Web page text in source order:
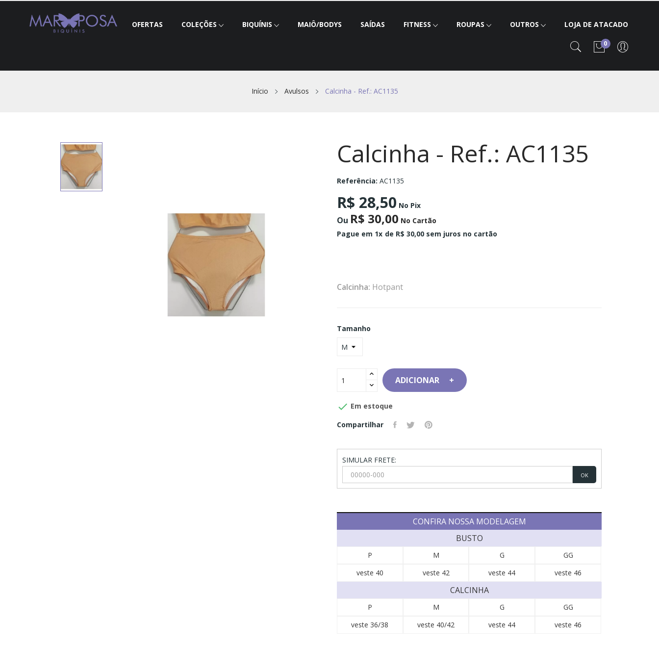
OFERTAS COLEÇÕES BIQUÍNIS MAIÔ/BODYS SAÍDAS FITNESS ROUPAS OUTROS LOJA DE ATACADO
0
Início Avulsos Calcinha - Ref.: AC1135
Calcinha - Ref.: AC1135
Referência: AC1135
R$ 28,50 No Pix
Ou R$ 30,00 No Cartão
Pague em 1x de R$ 30,00 sem juros no cartão
Calcinha: Hotpant
Tamanho
ADICIONAR
 Em estoque
Compartilhar
SIMULAR FRETE:
OK
CONFIRA NOSSA MODELAGEM
BUSTO
P M G
GG
veste 40
veste 42 veste 44 veste 46
CALCINHA
P M G
GG
veste 36/38
veste 40/42 veste 44 veste 46